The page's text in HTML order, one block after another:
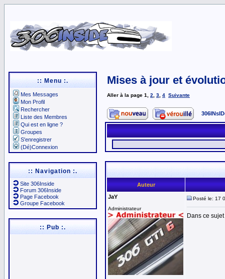
:: Menu :.
Mes Messages
Mon Profil
Rechercher
Liste des Membres
Qui est en ligne ?
Groupes
S'enregistrer
(Dé)Connexion
:: Navigation :.
Site 306Inside
Forum 306Inside
Page Facebook
Groupe Facebook
:: Pub :.
Mises à jour et
Aller à la page 1 2 3 4 Suivante
Auteur
JaY
Administrateur
Posté le: 17
Dans ce